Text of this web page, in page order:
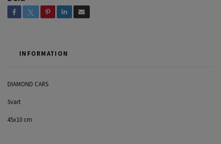
INFORMATION
DIAMOND CARS
Svart
45x10 cm